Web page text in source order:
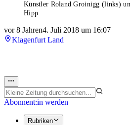
Künstler Roland Groinigg (links)
Hipp
vor 8 Jahren4. Juli 2018 um 16:07
Klagenfurt Land
Abonnent:in werden
Rubriken